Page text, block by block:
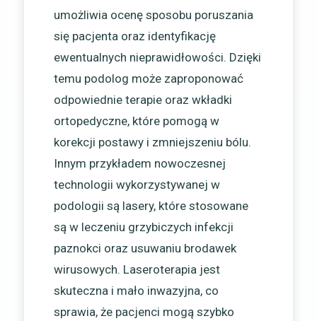
umożliwia ocenę sposobu poruszania
się pacjenta oraz identyfikację
ewentualnych nieprawidłowości. Dzięki
temu podolog może zaproponować
odpowiednie terapie oraz wkładki
ortopedyczne, które pomogą w
korekcji postawy i zmniejszeniu bólu.
Innym przykładem nowoczesnej
technologii wykorzystywanej w
podologii są lasery, które stosowane
są w leczeniu grzybiczych infekcji
paznokci oraz usuwaniu brodawek
wirusowych. Laseroterapia jest
skuteczna i mało inwazyjna, co
sprawia, że pacjenci mogą szybko